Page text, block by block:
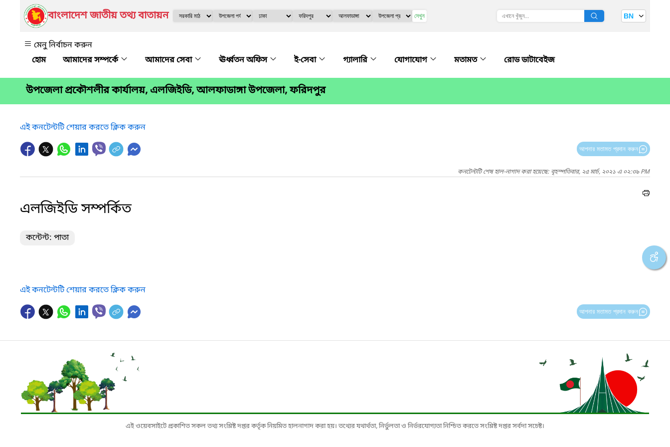
বাংলাদেশ জাতীয় তথ্য বাতায়ন দেখুন BN
মেনু নির্বাচন করুন
আমাদের সম্পর্কে
আমাদের সেবা ঊর্ধ্বতন অফিস ই-সেবা গ্যালারি যোগাযোগ মতামত রোড ডাটাবেইজ
উপজেলা প্রকৌশলীর কার্যালয়, এলজিইডি, আলফাডাঙ্গা উপজেলা, ফরিদপুর
এই কনটেন্টটি শেয়ার করতে ক্লিক করুন
আপনার মতামত প্রদান করুন
কনটেন্টটি শেষ হাল-নাগাদ করা হয়েছে: বৃহস্পতিবার, ২৫ মার্চ, ২০২১ এ ০২:৩৯ PM
এলজিইডি সম্পর্কিত
কন্টেন্ট: পাতা
এই কনটেন্টটি শেয়ার করতে ক্লিক করুন
আপনার মতামত প্রদান করুন
এই ওয়েবসাইটে প্রকাশিত সকল তথ্য সংশ্লিষ্ট দপ্তর কর্তৃক নিয়মিত হালনাগাদ করা হয়। তথ্যের যথার্থতা, নির্ভুলতা ও নির্ভরযোগ্যতা নিশ্চিত করতে সংশ্লিষ্ট দপ্তর সর্বদা সচেষ্ট।